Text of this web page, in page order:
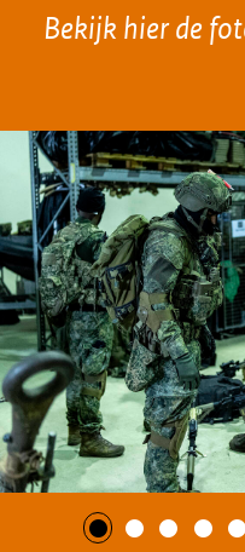
Bekijk hier de